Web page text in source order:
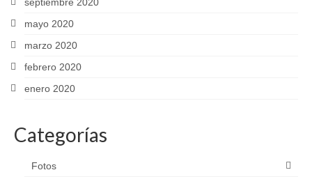
mayo 2020
marzo 2020
febrero 2020
enero 2020
Categorías
Fotos